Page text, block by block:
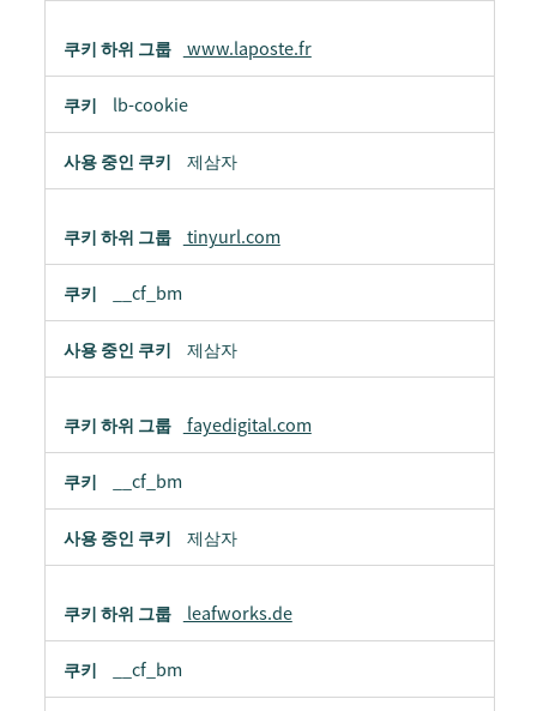
www.laposte.fr
lb-cookie
제삼자
tinyurl.com
__cf_bm
제삼자
fayedigital.com
__cf_bm
제삼자
leafworks.de
__cf_bm